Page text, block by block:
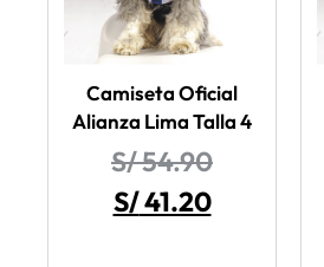
Camiseta Oficial
Alianza Lima Talla 4
S/54.90
S/41.20